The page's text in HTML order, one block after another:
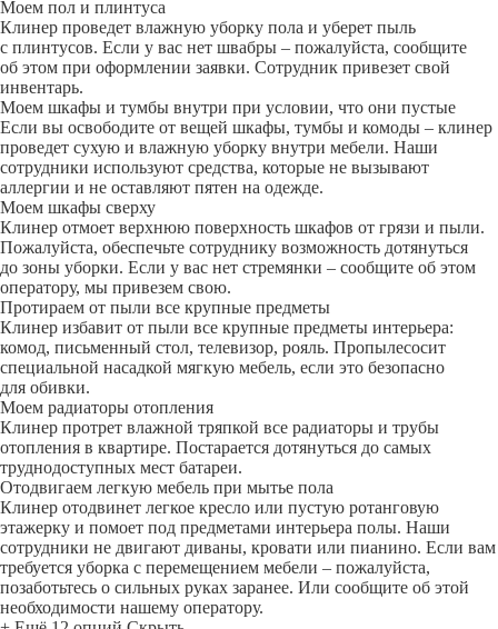
Моем пол и плинтуса
Клинер проведет влажную уборку пола и уберет пыль
с плинтусов. Если у вас нет швабры – пожалуйста, сообщите
об этом при оформлении заявки. Сотрудник привезет свой
инвентарь.
Моем шкафы и тумбы внутри при условии, что они пустые
Если вы освободите от вещей шкафы, тумбы и комоды – клинер
проведет сухую и влажную уборку внутри мебели. Наши
сотрудники используют средства, которые не вызывают
аллергии и не оставляют пятен на одежде.
Моем шкафы сверху
Клинер отмоет верхнюю поверхность шкафов от грязи и пыли.
Пожалуйста, обеспечьте сотруднику возможность дотянуться
до зоны уборки. Если у вас нет стремянки – сообщите об этом
оператору, мы привезем свою.
Протираем от пыли все крупные предметы
Клинер избавит от пыли все крупные предметы интерьера:
комод, письменный стол, телевизор, рояль. Пропылесосит
специальной насадкой мягкую мебель, если это безопасно
для обивки.
Моем радиаторы отопления
Клинер протрет влажной тряпкой все радиаторы и трубы
отопления в квартире. Постарается дотянуться до самых
труднодоступных мест батареи.
Отодвигаем легкую мебель при мытье пола
Клинер отодвинет легкое кресло или пустую ротанговую
этажерку и помоет под предметами интерьера полы. Наши
сотрудники не двигают диваны, кровати или пианино. Если вам
требуется уборка с перемещением мебели – пожалуйста,
позаботьтесь о сильных руках заранее. Или сообщите об этой
необходимости нашему оператору.